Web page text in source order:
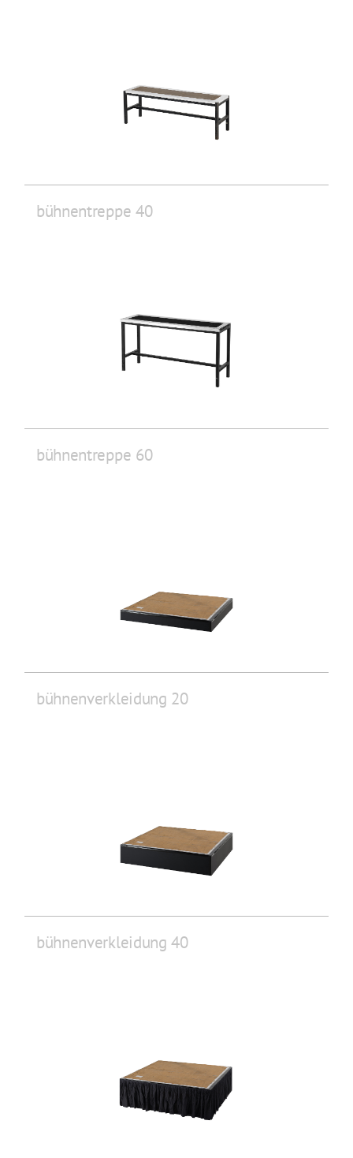
bühnentreppe 40
bühnentreppe 60
bühnenverkleidung 20
bühnenverkleidung 40